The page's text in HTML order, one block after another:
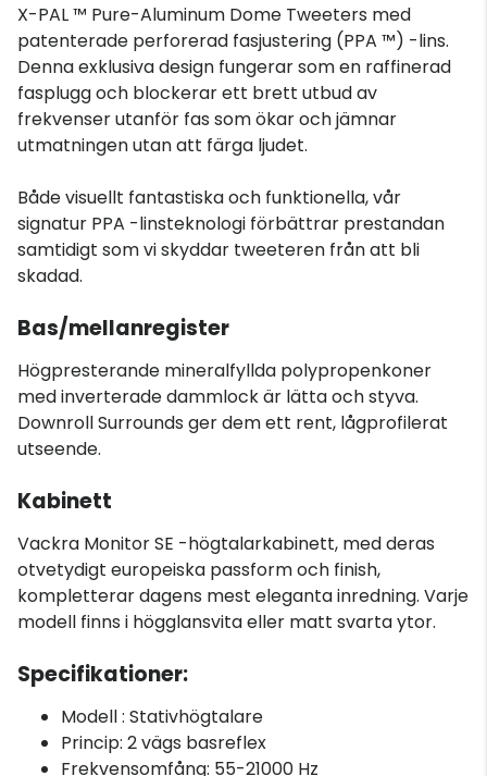
X-PAL ™ Pure-Aluminum Dome Tweeters med
patenterade perforerad fasjustering (PPA ™) -lins.
Denna exklusiva design fungerar som en raffinerad
fasplugg och blockerar ett brett utbud av
frekvenser utanför fas som ökar och jämnar
utmatningen utan att färga ljudet.
Både visuellt fantastiska och funktionella, vår
signatur PPA -linsteknologi förbättrar prestandan
samtidigt som vi skyddar tweeteren från att bli
skadad.
Bas/mellanregister
Högpresterande mineralfyllda polypropenkoner
med inverterade dammlock är lätta och styva.
Downroll Surrounds ger dem ett rent, lågprofilerat
utseende.
Kabinett
Vackra Monitor SE -högtalarkabinett, med deras
otvetydigt europeiska passform och finish,
kompletterar dagens mest eleganta inredning. Varje
modell finns i högglansvita eller matt svarta ytor.
Specifikationer:
Modell : Stativhögtalare
Princip: 2 vägs basreflex
Frekvensomfång: 55-21000 Hz